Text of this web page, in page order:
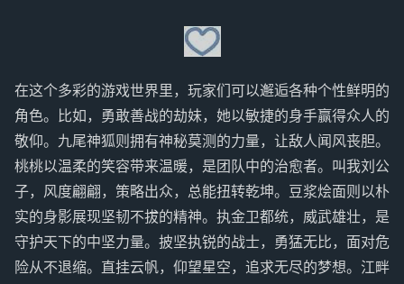
在这个多彩的游戏世界里，玩家们可以邂逅各种个性鲜明的
角色。比如，勇敢善战的劫妹，她以敏捷的身手赢得众人的
敬仰。九尾神狐则拥有神秘莫测的力量，让敌人闻风丧胆。
桃桃以温柔的笑容带来温暖，是团队中的治愈者。叫我刘公
子，风度翩翩，策略出众，总能扭转乾坤。豆浆烩面则以朴
实的身影展现坚韧不拔的精神。执金卫都统，威武雄壮，是
守护天下的中坚力量。披坚执锐的战士，勇猛无比，面对危
险从不退缩。直挂云帆，仰望星空，追求无尽的梦想。江畔